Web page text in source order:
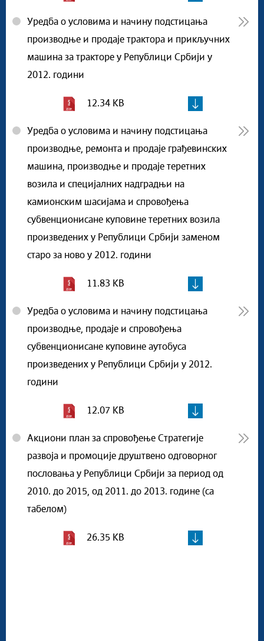
Уредба о условима и начину подстицања
производње и продаје трактора и прикључних
машина за тракторе у Републици Србији у
2012. години
12.34 KB
Уредба о условима и начину подстицања
производње, ремонта и продаје грађевинских
машина, производње и продаје теретних
возила и специјалних надградњи на
камионским шасијама и спровођења
субвенционисане куповине теретних возила
произведених у Републици Србији заменом
старо за ново у 2012. години
11.83 KB
Уредба о условима и начину подстицања
производње, продаје и спровођења
субвенционисане куповине аутобуса
произведених у Републици Србији у 2012.
години
12.07 KB
Акциони план за спровођење Стратегије
развоја и промоције друштвено одговорног
пословања у Републици Србији за период од
2010. до 2015, од 2011. до 2013. године (са
табелом)
26.35 KB